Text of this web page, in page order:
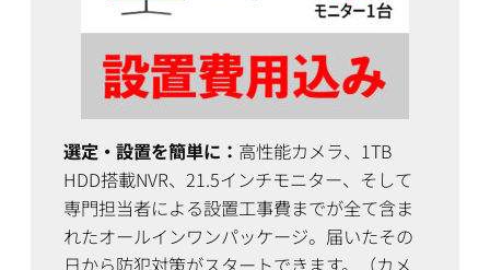
選定・設置を簡単に： 高性能カメラ、1TB
HDD搭載NVR、21.5インチモニター、そして
専門担当者による設置工事費までが全て含ま
れたオールインワンパッケージ。届いたその